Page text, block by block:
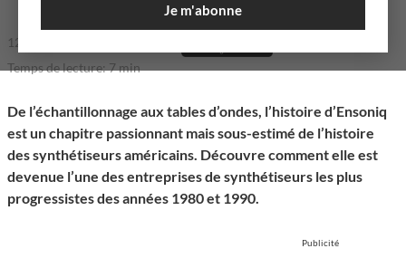
12 Sep 2025
Temps de lecture: 7 min
De l’échantillonnage aux tables d’ondes, l’histoire d’Ensoniq
est un chapitre passionnant mais sous-estimé de l’histoire
des synthétiseurs américains. Découvre comment elle est
devenue l’une des entreprises de synthétiseurs les plus
progressistes des années 1980 et 1990.
Publicité
Je m'abonne